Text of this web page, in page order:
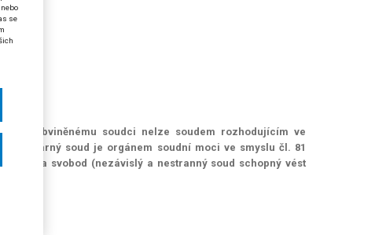
obviněnému soudci nelze soudem rozhodujícím ve
Kárný soud je orgánem soudní moci ve smyslu čl. 81
práv a svobod (nezávislý a nestranný soud schopný vést
se